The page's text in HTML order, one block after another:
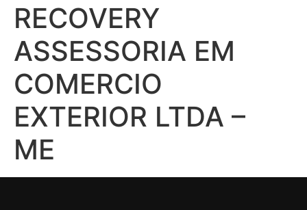
RECOVERY
ASSESSORIA EM
COMERCIO
EXTERIOR LTDA –
ME